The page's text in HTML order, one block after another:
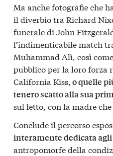
Ma anche fotografie che
il diverbio tra Richard
funerale di John
l’indimenticabile match
Muhammad Alì, così
pubblico per la loro forza
California Kiss,o quelle
tenero scatto alla sua
sul letto, con la madre che
Conclude il percorso
interamente dedicata
antropomorfe della